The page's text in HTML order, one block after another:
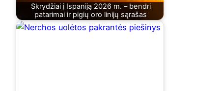
Skrydžiai į Ispaniją 2026 m. – bendri
patarimai ir pigių oro linijų sąrašas